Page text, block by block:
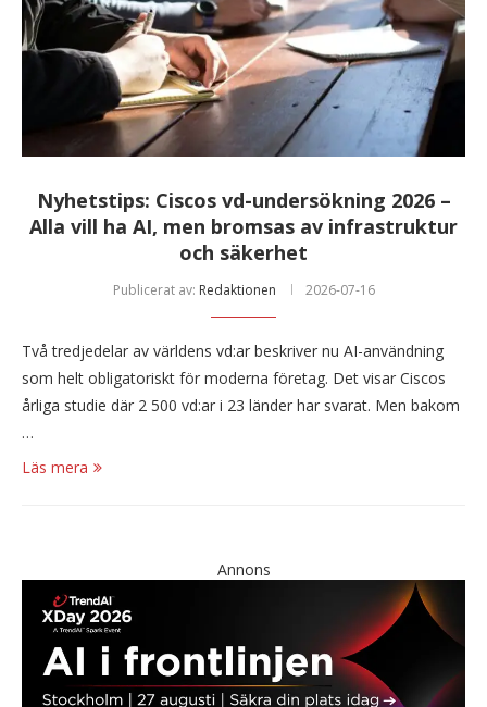
Nyhetstips: Ciscos vd-undersökning 2026 –
Alla vill ha AI, men bromsas av infrastruktur
och säkerhet
Publicerat av: Redaktionen 2026-07-16
Två tredjedelar av världens vd:ar beskriver nu AI-användning
som helt obligatoriskt för moderna företag. Det visar Ciscos
årliga studie där 2 500 vd:ar i 23 länder har svarat. Men bakom
…
Läs mera
Annons